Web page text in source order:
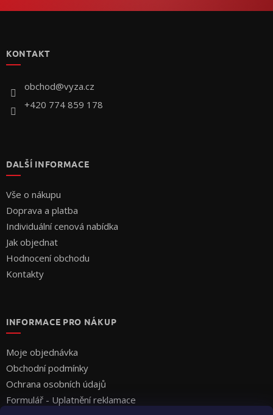
KONTAKT
obchod@vyza.cz
+420 774 859 178
DALŠÍ INFORMACE
Vše o nákupu
Doprava a platba
Individuální cenová nabídka
Jak objednat
Hodnocení obchodu
Kontakty
INFORMACE PRO NÁKUP
Moje objednávka
Obchodní podmínky
Ochrana osobních údajů
Formulář - Uplatnění reklamace